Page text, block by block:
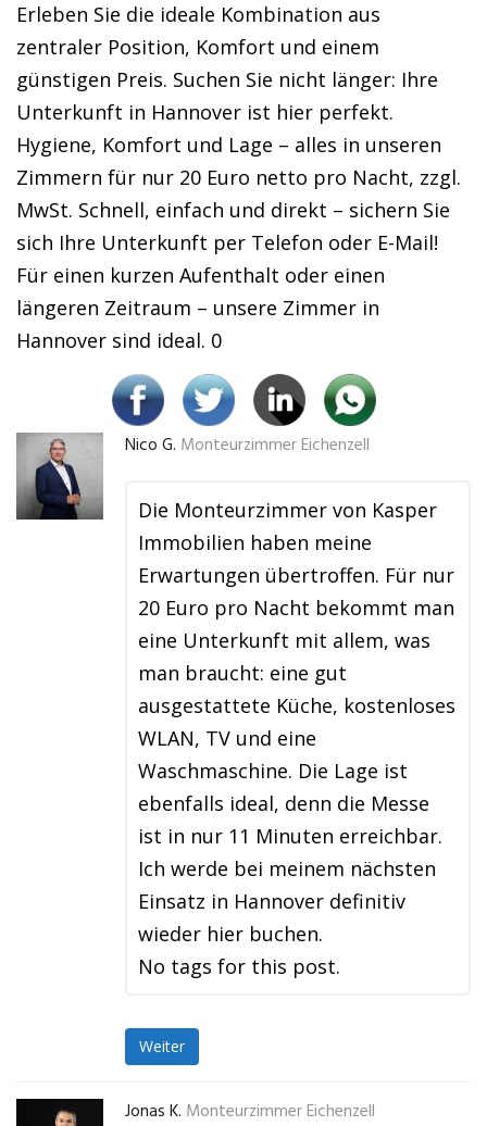
Erleben Sie die ideale Kombination aus
zentraler Position, Komfort und einem
günstigen Preis. Suchen Sie nicht länger: Ihre
Unterkunft in Hannover ist hier perfekt.
Hygiene, Komfort und Lage – alles in unseren
Zimmern für nur 20 Euro netto pro Nacht, zzgl.
MwSt. Schnell, einfach und direkt – sichern Sie
sich Ihre Unterkunft per Telefon oder E-Mail!
Für einen kurzen Aufenthalt oder einen
längeren Zeitraum – unsere Zimmer in
Hannover sind ideal. 0
Nico G. Monteurzimmer Eichenzell
Die Monteurzimmer von Kasper
Immobilien haben meine
Erwartungen übertroffen. Für nur
20 Euro pro Nacht bekommt man
eine Unterkunft mit allem, was
man braucht: eine gut
ausgestattete Küche, kostenloses
WLAN, TV und eine
Waschmaschine. Die Lage ist
ebenfalls ideal, denn die Messe
ist in nur 11 Minuten erreichbar.
Ich werde bei meinem nächsten
Einsatz in Hannover definitiv
wieder hier buchen.
No tags for this post.
Weiter
Jonas K. Monteurzimmer Eichenzell